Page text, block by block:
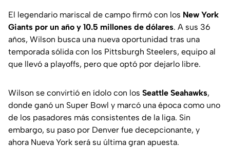
El legendario mariscal de campo firmó con los New York
Giants por un año y 10.5 millones de dólares. A sus 36
años, Wilson busca una nueva oportunidad tras una
temporada sólida con los Pittsburgh Steelers, equipo al
que llevó a playoffs, pero que optó por dejarlo libre.
Wilson se convirtió en ídolo con los Seattle Seahawks,
donde ganó un Super Bowl y marcó una época como uno
de los pasadores más consistentes de la liga. Sin
embargo, su paso por Denver fue decepcionante, y
ahora Nueva York será su última gran apuesta.